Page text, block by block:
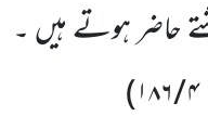
حاضر ہوتے ہیں ۔
۴ / ۱۸۶
)